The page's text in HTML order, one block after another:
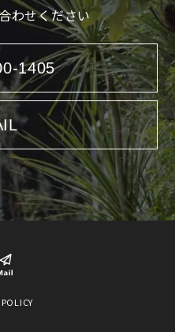
わせください
1405
POLICY